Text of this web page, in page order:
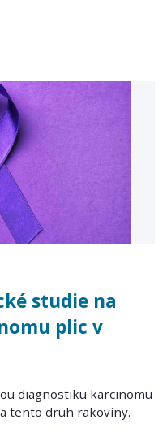
studie na
plic v
diagnostiku karcinomu
tento druh rakoviny.